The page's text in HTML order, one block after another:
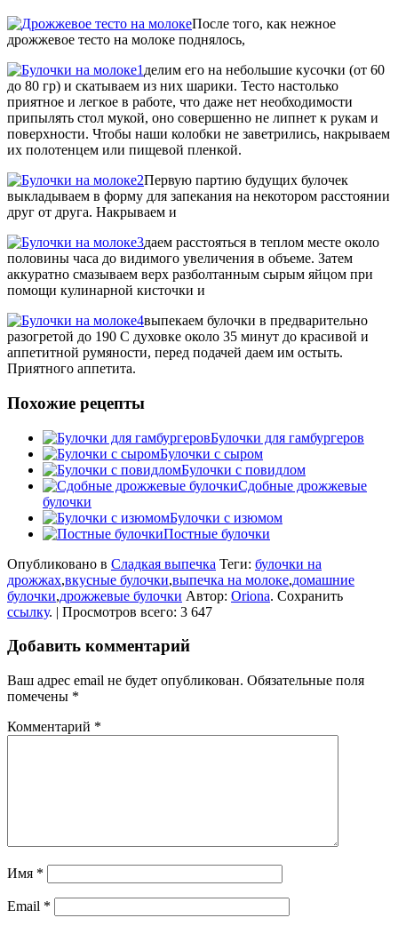
После того, как нежное
дрожжевое тесто на молоке поднялось,
делим его на небольшие кусочки (от 60
до 80 гр) и скатываем из них шарики. Тесто настолько
приятное и легкое в работе, что даже нет необходимости
припылять стол мукой, оно совершенно не липнет к рукам и
поверхности. Чтобы наши колобки не заветрились, накрываем
их полотенцем или пищевой пленкой.
Первую партию будущих булочек
выкладываем в форму для запекания на некотором расстоянии
друг от друга. Накрываем и
даем расстояться в теплом месте около
половины часа до видимого увеличения в объеме. Затем
аккуратно смазываем верх разболтанным сырым яйцом при
помощи кулинарной кисточки и
выпекаем булочки в предварительно
разогретой до 190 С духовке около 35 минут до красивой и
аппетитной румяности, перед подачей даем им остыть.
Приятного аппетита.
Похожие рецепты
Булочки для гамбургеров
Булочки с сыром
Булочки с повидлом
Сдобные дрожжевые
булочки
Булочки с изюмом
Постные булочки
Опубликовано в Сладкая выпечка Теги: булочки на
дрожжах,вкусные булочки,выпечка на молоке,домашние
булочки,дрожжевые булочки Автор: Oriona. Сохранить
ссылку. | Просмотров всего: 3 647
Добавить комментарий
Ваш адрес email не будет опубликован. Обязательные поля
помечены *
Комментарий *
Имя *
Email *